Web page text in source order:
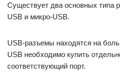
Существует два основных типа
USB и микро-USB.
USB-разъемы находятся на
USB необходимо купить
соответствующий порт.